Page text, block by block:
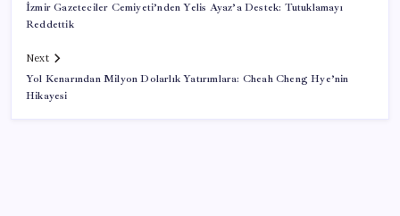
İzmir Gazeteciler Cemiyeti’nden Yelis Ayaz’a Destek: Tutuklamayı
Reddettik
Next
Yol Kenarından Milyon Dolarlık Yatırımlara: Cheah Cheng Hye’nin
Hikayesi